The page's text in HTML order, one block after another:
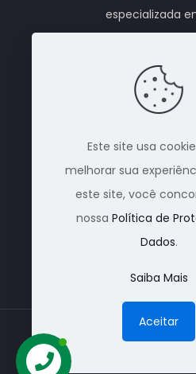
especializada
cremação em
Brasil. Através
conseguimos
atendimento
Cobrimos
orçamento.
todos os
outros países
©
Este site usa
melhorar sua
este site, você
nossa Política de
Dados.
Saiba Mais
Aceitar